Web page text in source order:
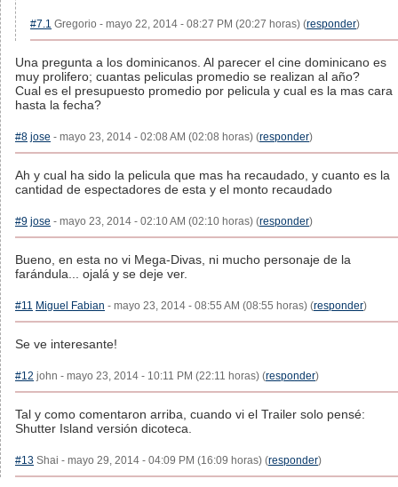
#7.1 Gregorio - mayo 22, 2014 - 08:27 PM (20:27 horas) (responder)
Una pregunta a los dominicanos. Al parecer el cine dominicano es
muy prolifero; cuantas peliculas promedio se realizan al año?
Cual es el presupuesto promedio por pelicula y cual es la mas cara
hasta la fecha?
#8 jose - mayo 23, 2014 - 02:08 AM (02:08 horas) (responder)
Ah y cual ha sido la pelicula que mas ha recaudado, y cuanto es la
cantidad de espectadores de esta y el monto recaudado
#9 jose - mayo 23, 2014 - 02:10 AM (02:10 horas) (responder)
Bueno, en esta no vi Mega-Divas, ni mucho personaje de la
farándula... ojalá y se deje ver.
#11 Miguel Fabian - mayo 23, 2014 - 08:55 AM (08:55 horas) (responder)
Se ve interesante!
#12 john - mayo 23, 2014 - 10:11 PM (22:11 horas) (responder)
Tal y como comentaron arriba, cuando vi el Trailer solo pensé:
Shutter Island versión dicoteca.
#13 Shai - mayo 29, 2014 - 04:09 PM (16:09 horas) (responder)